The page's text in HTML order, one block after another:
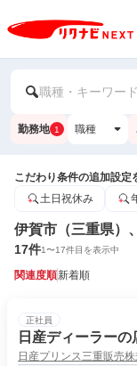
職種・キーワー
勤務地 1 職種
こだわり条件の追加設定
土日祝休み
伊賀市（三重県）
17件1〜17件目を表示中
関連度順新着順
正社員
日産ディーラーの
日産プリンス三重販売